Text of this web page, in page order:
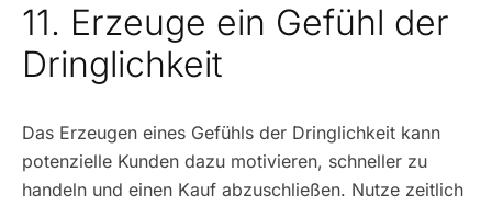
11. Erzeuge ein Gefühl der
Dringlichkeit
Das Erzeugen eines Gefühls der Dringlichkeit kann
potenzielle Kunden dazu motivieren, schneller zu
handeln und einen Kauf abzuschließen. Nutze zeitlich